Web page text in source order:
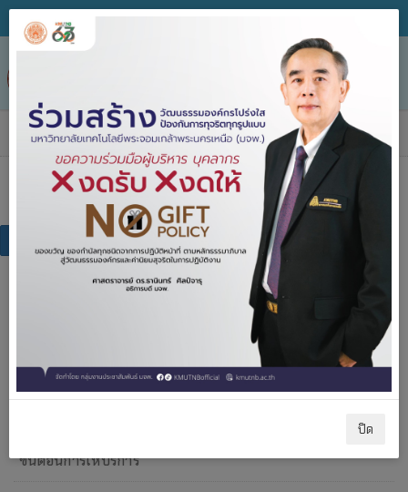
เอกสารเผยแพร่
เอกสารเผยแพร่
คู่มือการปฏิบัติงาน
ขั้นตอนการให้บริการ
ปิด